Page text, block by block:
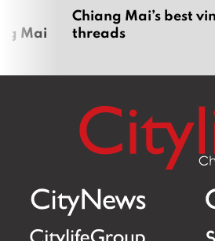
เติมเต็มช่วงเวลายามบ่ายใ
Afternoon Tea Set สุด
ทานมื้ออร่อย ปล่อยใจให้ธ
Steak Salad
March 4, 2026